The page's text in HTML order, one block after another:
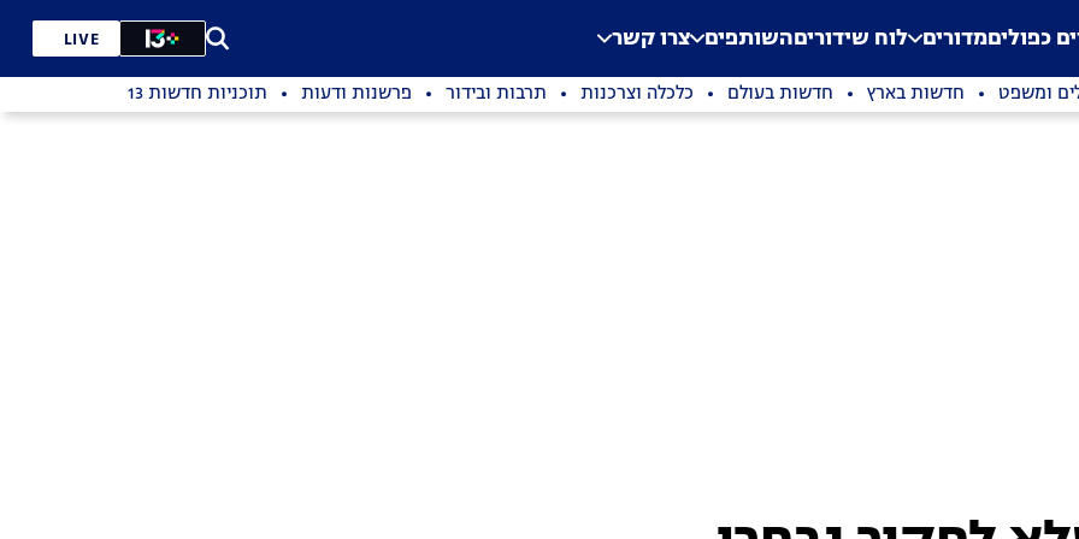
Application error: a
. כפוליםמדורים לוח שידוריםהשותפים צרו קשר LIVE
ומשפט חדשות בארץ חדשות בעולם כלכלה וצרכנות תרבות ובידור פרשנות ודעות תוכניות חדשות 13